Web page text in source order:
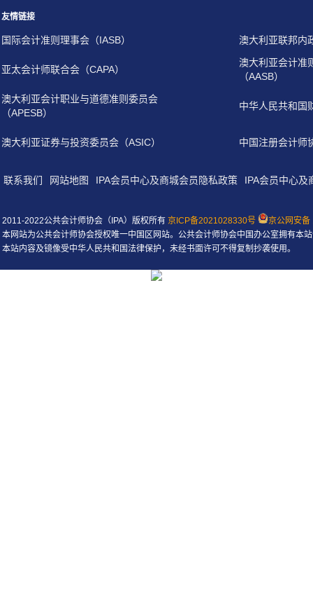
友情链接
国际会计准则理事会（IASB） 澳大利亚联邦内
亚太会计师联合会（CAPA）
澳大利亚会计准
（AASB）
澳大利亚会计职业与道德准则委员会
（APESB）
中华人民共和国
澳大利亚证券与投资委员会（ASIC） 中国注册会计师
联系我们 网站地图 IPA会员中心及商城会员隐私政策 IPA会员中心及
2011-2022公共会计师协会（IPA）版权所有 京ICP备2021028330号
京公网安
本网站为公共会计师协会授权唯一中国区网站。公共会计师协会中国办公室拥有本
本站内容及镜像受中华人民共和国法律保护，未经书面许可不得复制抄袭使用。